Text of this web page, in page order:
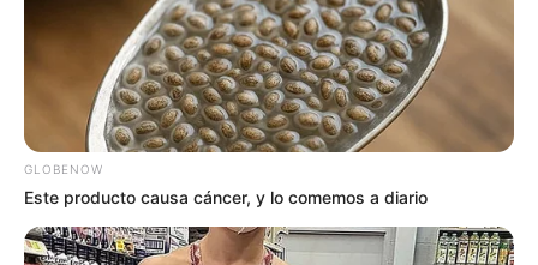
GLOBENOW
Este producto causa cáncer, y lo comemos a diario